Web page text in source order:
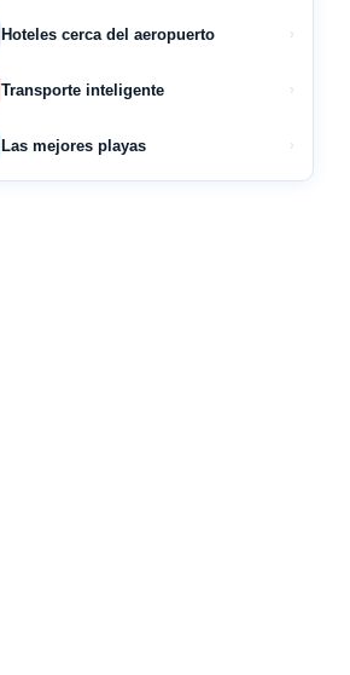
Hoteles cerca del aeropuerto ›
Transporte inteligente ›
Las mejores playas ›